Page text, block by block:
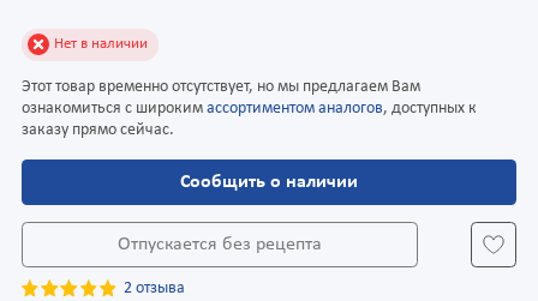
Нет в наличии
Этот товар временно отсутствует, но мы предлагаем Вам
ознакомиться с широким ассортиментом аналогов, доступных к
заказу прямо сейчас.
Сообщить о наличии
Отпускается без рецепта
2 отзыва